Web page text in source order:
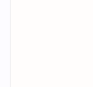
Lirik lagu Beri Aku
yang menyadari
kepercayaan karena
membekas. Tokoh
bahwa ia tak
yang tulus untuk